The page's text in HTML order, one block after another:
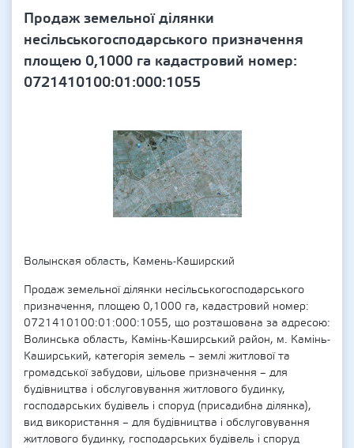
Продаж земельної ділянки
несільськогосподарського призначення
площею 0,1000 га кадастровий номер:
0721410100:01:000:1055
Волынская область, Камень-Каширский
Продаж земельної ділянки несільськогосподарського
призначення, площею 0,1000 га, кадастровий номер:
0721410100:01:000:1055, що розташована за адресою:
Волинська область, Камінь-Каширський район, м. Камінь-
Каширський, категорія земель – землі житлової та
громадської забудови, цільове призначення – для
будівництва і обслуговування житлового будинку,
господарських будівель і споруд (присадибна ділянка),
вид використання – для будівництва і обслуговування
житлового будинку, господарських будівель і споруд